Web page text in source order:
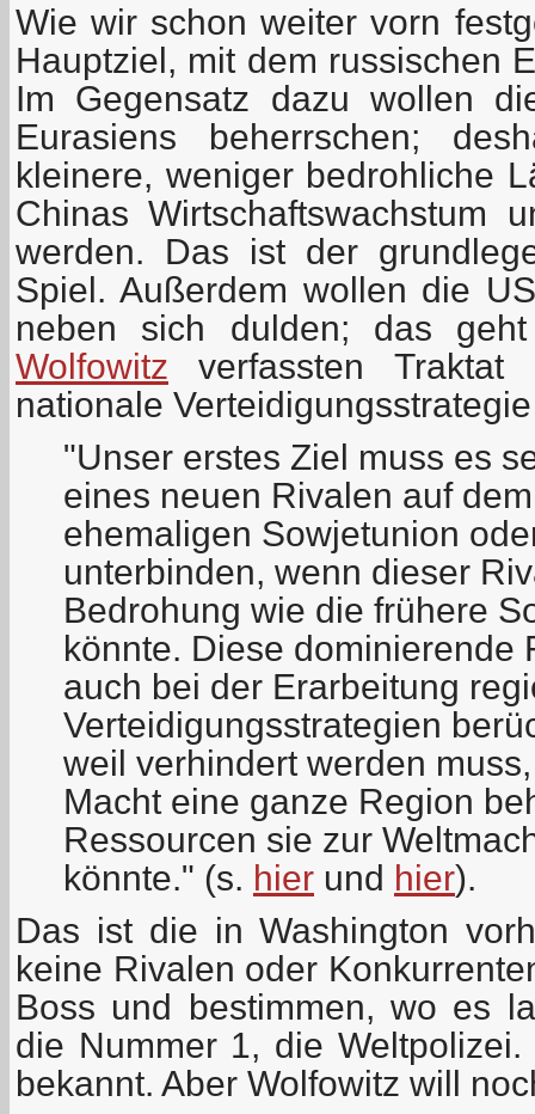
Wie wir schon weiter vorn
Hauptziel, mit dem russischen
Im Gegensatz dazu wollen
Eurasiens beherrschen;
kleinere, weniger bedrohliche
Chinas Wirtschaftswachstum
werden. Das ist der
Spiel. Außerdem wollen die
neben sich dulden; das
Wolfowitz verfassten
nationale
"Unser erstes Ziel muss es
eines neuen Rivalen auf
ehemaligen Sowjetunion
unterbinden, wenn dieser
Bedrohung wie die frühere
könnte. Diese dominierende
auch bei der Erarbeitung
Verteidigungsstrategien
weil verhindert werden
Macht eine ganze Region
Ressourcen sie zur
könnte." (s. hier und hier).
Das ist die in Washington
keine Rivalen oder
Boss und bestimmen, wo es
die Nummer 1, die
bekannt. Aber Wolfowitz will